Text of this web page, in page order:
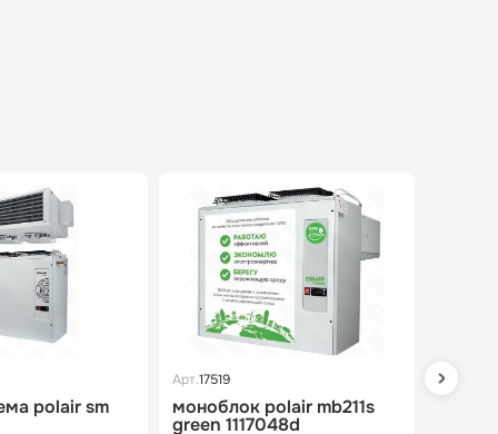
polair sm
Арт.17519
моноблок polair mb211s
green 1117048d
Арт.